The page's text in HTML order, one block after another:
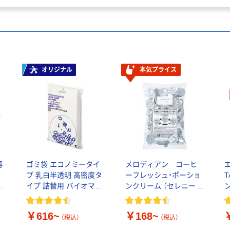
オリジナル
ゴミ袋 エコノミータイ
プ 乳白半透明 高密度タ
イプ 詰替用 バイオマス
素材10％配合
￥616~ （税込）
本気プライス
メロディアン コーヒ
ーフレッシュ・ポーショ
ンクリーム （セレニー
タ）
￥168~ （税込）